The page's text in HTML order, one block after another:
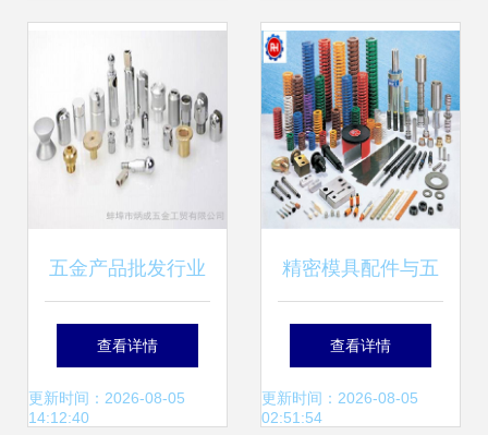
五金配件优质之源
五金产品批发行业
深度解析 趋势、机
遇与经营策略
查看详情
更新时间：2026-08-05
14:12:40
精密模具配件与五
金产品批发 苏州锐
弘五金的专业优势
查看详情
更新时间：2026-08-05
02:51:54